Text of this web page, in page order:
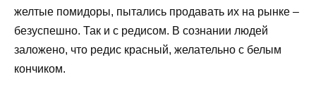
желтые помидоры, пытались продавать их на рынке –
безуспешно. Так и с редисом. В сознании людей
заложено, что редис красный, желательно с белым
кончиком.